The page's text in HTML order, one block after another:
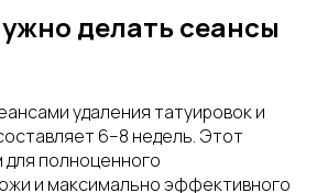
делать сеансы
удаления татуировок и
6–8 недель. Этот
полноценного
и максимально эффективного